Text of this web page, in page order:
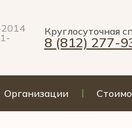
Круглосуточная
8 (812) 277-
Организации